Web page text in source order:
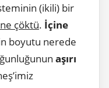
(ikili) bir
çöktü. İçine
boyutu nerede
aşırı